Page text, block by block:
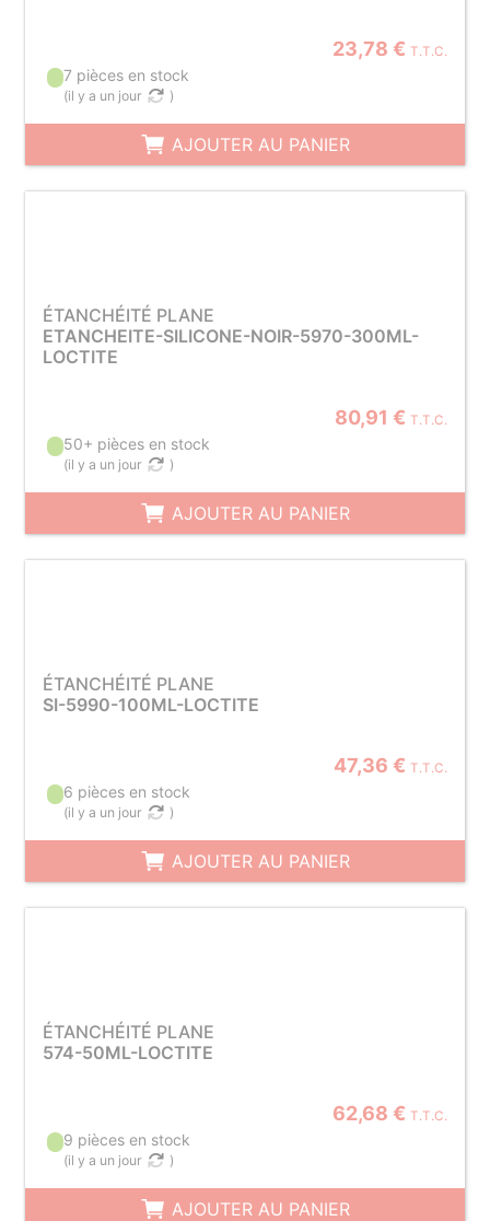
23,78 € T.T.C.
7 pièces en stock
(il y a un jour )
AJOUTER AU PANIER
ÉTANCHÉITÉ PLANE
ETANCHEITE-SILICONE-NOIR-5970-300ML-
LOCTITE
80,91 € T.T.C.
50+ pièces en stock
(il y a un jour )
AJOUTER AU PANIER
ÉTANCHÉITÉ PLANE
SI-5990-100ML-LOCTITE
47,36 € T.T.C.
6 pièces en stock
(il y a un jour )
AJOUTER AU PANIER
ÉTANCHÉITÉ PLANE
574-50ML-LOCTITE
62,68 € T.T.C.
9 pièces en stock
(il y a un jour )
AJOUTER AU PANIER